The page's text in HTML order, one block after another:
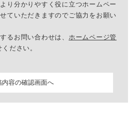
り分かりやすく役に立つホームペー
ていただきますのでご協力をお願い
るお問い合わせは、 ホームページ管
ださい。